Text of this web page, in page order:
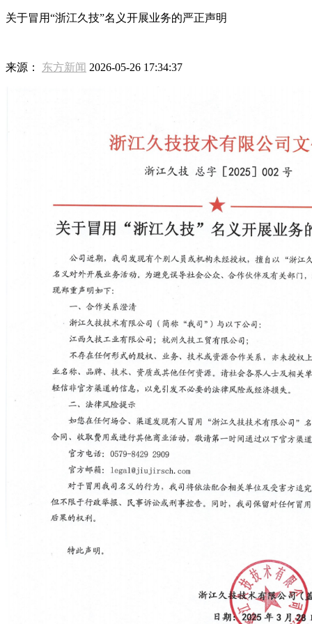
关于冒用“浙江久技”名义开展业务的严正声明
来源： 东方新闻 2026-05-26 17:34:37